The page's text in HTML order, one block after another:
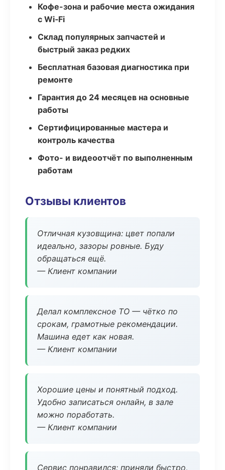
Кофе-зона и рабочие места ожидания
с Wi‑Fi
Склад популярных запчастей и
быстрый заказ редких
Бесплатная базовая диагностика при
ремонте
Гарантия до 24 месяцев на основные
работы
Сертифицированные мастера и
контроль качества
Фото- и видеоотчёт по выполненным
работам
Отзывы клиентов
Отличная кузовщина: цвет попали
идеально, зазоры ровные. Буду
обращаться ещё.
— Клиент компании
Делал комплексное ТО — чётко по
срокам, грамотные рекомендации.
Машина едет как новая.
— Клиент компании
Хорошие цены и понятный подход.
Удобно записаться онлайн, в зале
можно поработать.
— Клиент компании
Сервис понравился: приняли быстро,